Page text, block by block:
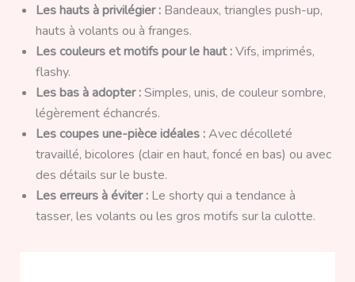
Les hauts à privilégier :Bandeaux, triangles push-up,
hauts à volants ou à franges.
Les couleurs et motifs pour le haut :Vifs, imprimés,
flashy.
Les bas à adopter :Simples, unis, de couleur sombre,
légèrement échancrés.
Les coupes une-pièce idéales :Avec décolleté
travaillé, bicolores (clair en haut, foncé en bas) ou avec
des détails sur le buste.
Les erreurs à éviter :Le shorty qui a tendance à
tasser, les volants ou les gros motifs sur la culotte.